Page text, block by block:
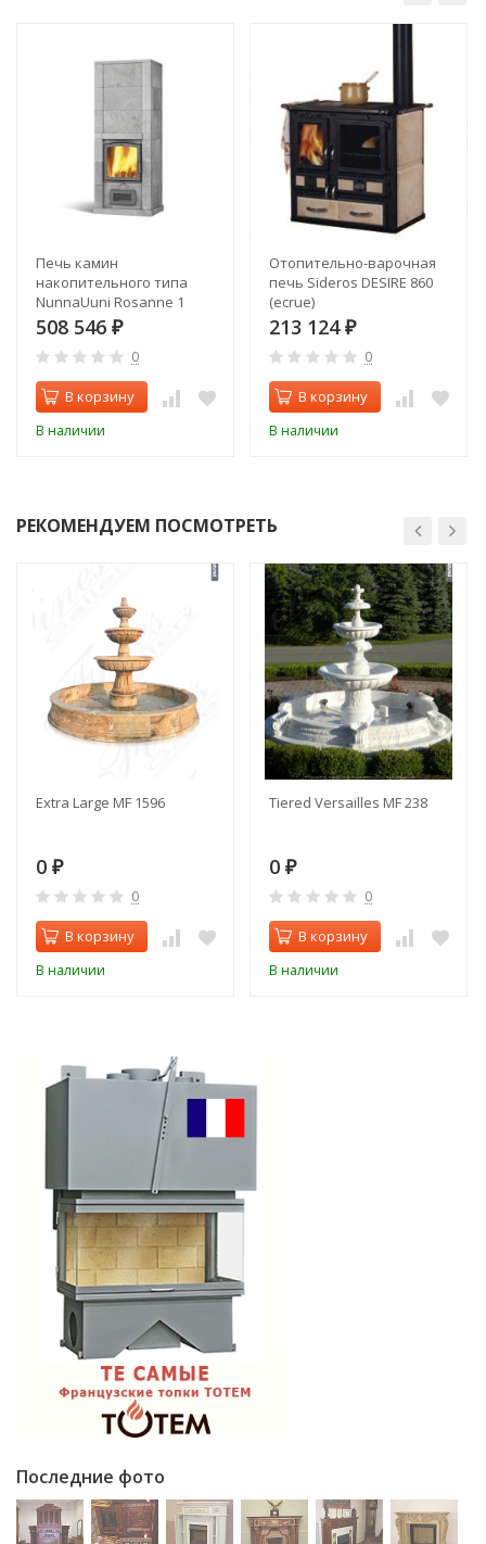
Печь камин
накопительного типа
NunnaUuni Rosanne 1
508 546 ₽
0
В корзину
В наличии
Отопительно-варочная
печь Sideros DESIRE 860
(ecrue)
213 124 ₽
0
В корзину
В наличии
РЕКОМЕНДУЕМ ПОСМОТРЕТЬ
Extra Large MF 1596
0 ₽
0
В корзину
В наличии
Tiered Versailles MF 238
0 ₽
0
В корзину
В наличии
Последние фото